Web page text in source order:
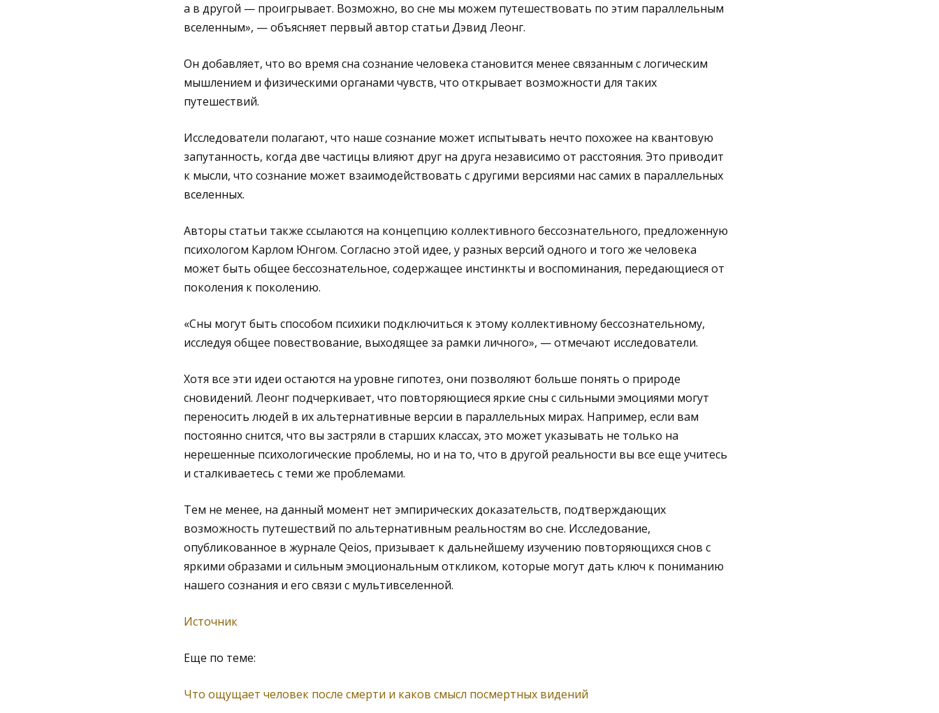
а в другой — проигрывает. Возможно, во сне мы можем путешествовать по этим параллельным
вселенным», — объясняет первый автор статьи Дэвид Леонг.
Он добавляет, что во время сна сознание человека становится менее связанным с логическим
мышлением и физическими органами чувств, что открывает возможности для таких
путешествий.
Исследователи полагают, что наше сознание может испытывать нечто похожее на квантовую
запутанность, когда две частицы влияют друг на друга независимо от расстояния. Это приводит
к мысли, что сознание может взаимодействовать с другими версиями нас самих в параллельных
вселенных.
Авторы статьи также ссылаются на концепцию коллективного бессознательного, предложенную
психологом Карлом Юнгом. Согласно этой идее, у разных версий одного и того же человека
может быть общее бессознательное, содержащее инстинкты и воспоминания, передающиеся от
поколения к поколению.
«Сны могут быть способом психики подключиться к этому коллективному бессознательному,
исследуя общее повествование, выходящее за рамки личного», — отмечают исследователи.
Хотя все эти идеи остаются на уровне гипотез, они позволяют больше понять о природе
сновидений. Леонг подчеркивает, что повторяющиеся яркие сны с сильными эмоциями могут
переносить людей в их альтернативные версии в параллельных мирах. Например, если вам
постоянно снится, что вы застряли в старших классах, это может указывать не только на
нерешенные психологические проблемы, но и на то, что в другой реальности вы все еще учитесь
и сталкиваетесь с теми же проблемами.
Тем не менее, на данный момент нет эмпирических доказательств, подтверждающих
возможность путешествий по альтернативным реальностям во сне. Исследование,
опубликованное в журнале Qeios, призывает к дальнейшему изучению повторяющихся снов с
яркими образами и сильным эмоциональным откликом, которые могут дать ключ к пониманию
нашего сознания и его связи с мультивселенной.
Источник
Еще по теме:
Что ощущает человек после смерти и каков смысл посмертных видений